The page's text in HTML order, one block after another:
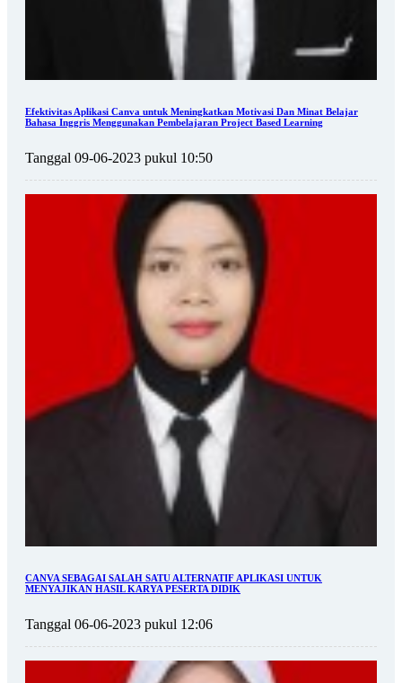
Efektivitas Aplikasi Canva untuk Meningkatkan Motivasi Dan Minat Belajar
Bahasa Inggris Menggunakan Pembelajaran Project Based Learning
Tanggal 09-06-2023 pukul 10:50
CANVA SEBAGAI SALAH SATU ALTERNATIF APLIKASI UNTUK
MENYAJIKAN HASIL KARYA PESERTA DIDIK
Tanggal 06-06-2023 pukul 12:06